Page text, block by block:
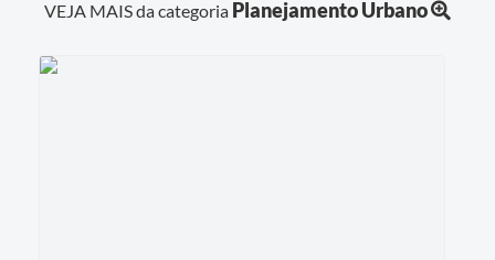
VEJA MAIS da categoria Planejamento Urbano